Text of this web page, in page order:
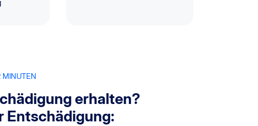
MINUTEN
erhalten?
Entschädigung: